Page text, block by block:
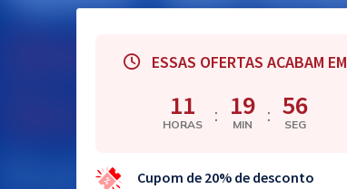
ESSAS OFERTAS ACABAM
11
HORAS : 19
MIN : 56
SEG
Cupom de 20% de desconto